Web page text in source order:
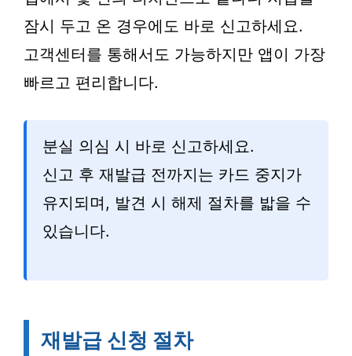
잠시 두고 온 경우에도 바로 신고하세요.
고객센터를 통해서도 가능하지만 앱이 가장
빠르고 편리합니다.
분실 의심 시 바로 신고하세요.
신고 후 재발급 전까지는 카드 중지가
유지되며, 발견 시 해제 절차를 밟을 수
있습니다.
재발급 신청 절차